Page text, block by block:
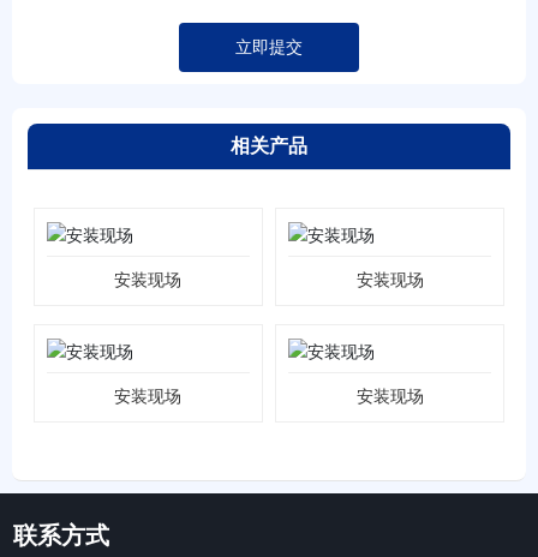
立即提交
相关产品
安装现场 安装现场
安装现场 安装现场
联系方式